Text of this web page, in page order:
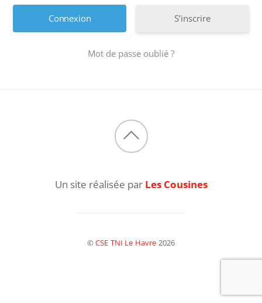
S’inscrire
Mot de passe oublié ?
Back
top
Un site réalisée par Les Cousines
©CSE TNI Le Havre 2026